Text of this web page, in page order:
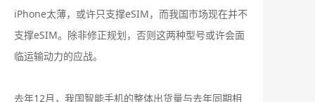
iPhone太薄，或许只支撑eSIM，而我国市场现在并不
支撑eSIM。除非修正规划，否则这两种型号或许会面
临运输动力的应战。
去年12月，我国智能手机的整体出货量与去年同期相